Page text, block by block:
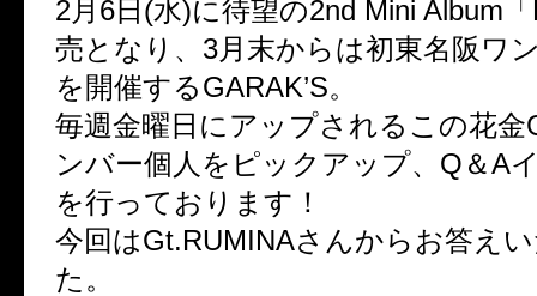
2月6日(水)に待望の2nd Mini Album
売となり、3月末からは初東名阪ワ
を開催するGARAK’S。
毎週金曜日にアップされるこの花金
ンバー個人をピックアップ、Q＆A
を行っております！
今回はGt.RUMINAさんからお答え
た。